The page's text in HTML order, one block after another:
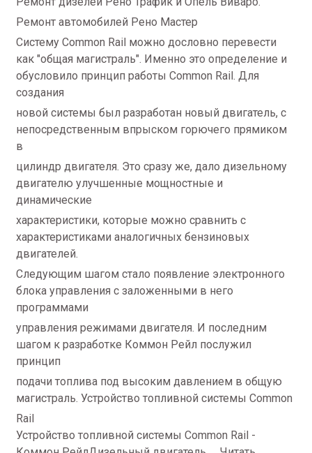
Ремонт автомобилей Рено Мастер
Систему Common Rail можно дословно перевести
как "общая магистраль". Именно это определение и
обусловило принцип работы Common Rail. Для
создания
новой системы был разработан новый двигатель, с
непосредственным впрыском горючего прямиком
в
цилиндр двигателя. Это сразу же, дало дизельному
двигателю улучшенные мощностные и
динамические
характеристики, которые можно сравнить с
характеристиками аналогичных бензиновых
двигателей.
Следующим шагом стало появление электронного
блока управления с заложенными в него
программами
управления режимами двигателя. И последним
шагом к разработке Коммон Рейл послужил
принцип
подачи топлива под высоким давлением в общую
магистраль. Устройство топливной системы Common
Rail
Устройство топливной системы Common Rail -